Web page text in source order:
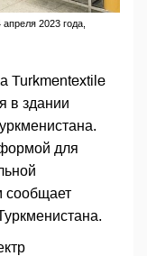
2023 года,
Turkmentextile
в здании
для
сообщает